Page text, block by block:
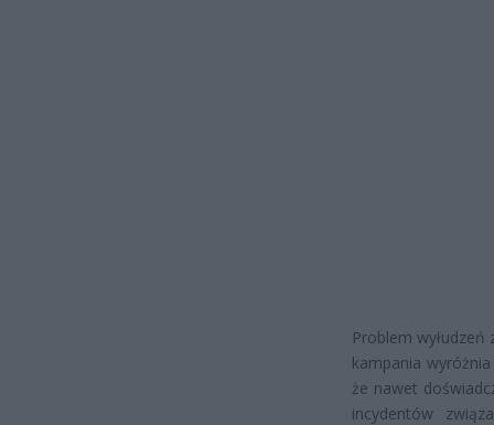
Problem
kampania
że nawet
incydentów